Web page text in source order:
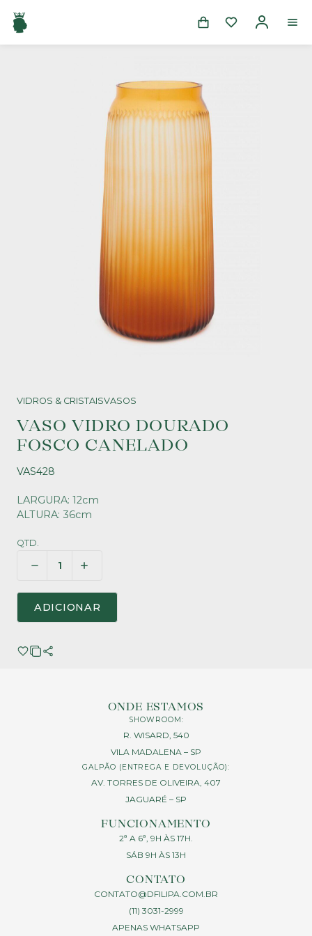
VIDROS & CRISTAISVASOS
VASO VIDRO DOURADO
FOSCO CANELADO
VAS428
LARGURA: 12cm
ALTURA: 36cm
QTD.
ADICIONAR
ONDE ESTAMOS
SHOWROOM:
R. WISARD, 540
VILA MADALENA – SP
GALPÃO (ENTREGA E DEVOLUÇÃO):
AV. TORRES DE OLIVEIRA, 407
JAGUARÉ – SP
FUNCIONAMENTO
2ª A 6ª, 9H ÀS 17H.
SÁB 9H ÀS 13H
CONTATO
CONTATO@DFILIPA.COM.BR
(11) 3031-2999
APENAS WHATSAPP